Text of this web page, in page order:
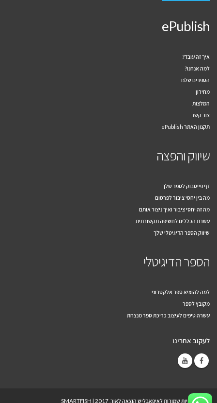
ePublish
איך זה עובד?
למה אנחנו?
הספרים שלנו
מחירון
המלצות
צור קשר
תקנון האתר ePublish
שיווק והפצה
דף פייסבוק לספר שלך
מה בין יחסי ציבור לפרסום
מה זה יחסי ציבור ואיך ניצור אותם
עשרת הכללים לחשיפה תקשורתית
שיווק הספר הדיגיטלי שלך
הספר הדיגיטלי
למה להוציא ספר אלקטרוני
מקובץ לספר
עשרה טיפים לעיצוב כריכת ספר מנצחת
לעקוב אחרינו
© כל הזכויות שמורות לאיפאבליש הוצאה לאור, 2017 | SMARTFISH